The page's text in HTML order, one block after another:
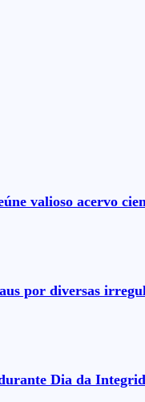
valioso acervo
por diversas
Dia da